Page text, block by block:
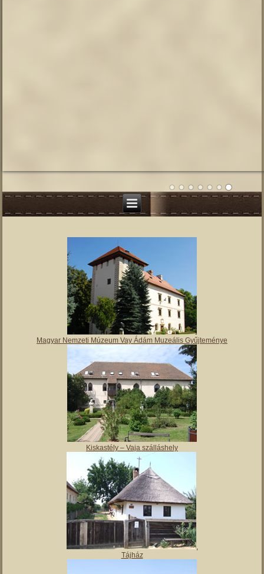
Magyar Nemzeti Múzeum Vay Ádám Muzeális Gyűjteménye